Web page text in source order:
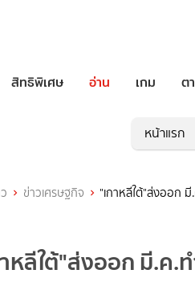
สิทธิพิเศษ อ่าน เกม ต
หน้าแรก
ข่าวเศรษฐกิจ "เกาหลีใต้"ส่งออก
หลีใต้"ส่งออก มี.ค